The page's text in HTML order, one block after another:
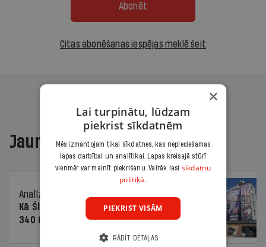
Abonēt
Citas abonēšanas iespējas meklē šeit
Jaunākajā žurnālā
Analīze
Kā Šlesera partija palika nesodīta par
340 000 vērtu reklāmas kampaņu
×
Lai turpinātu, lūdzam
piekrist sīkdatnēm
Mēs izmantojam tikai sīkdatnes, kas nepieciešamas
lapas darbībai un analītikai. Lapas kreisajā stūrī
vienmēr var mainīt piekrišanu. Vairāk lasi sīkdatņu
politikā.
PIEKRIST VISĀM
RĀDĪT DETAĻAS